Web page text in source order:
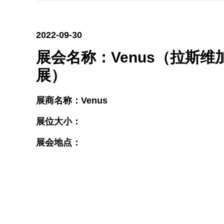
2022-09-30
展会名称：Venus（拉斯维
展）
展商名称：Venus
展位大小：
展会地点：